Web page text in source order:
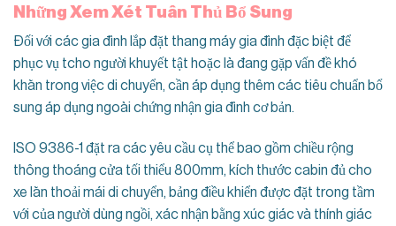
Những Xem Xét Tuân Thủ Bổ Sung
Đối với các gia đình lắp đặt thang máy gia đình đặc biệt để
phục vụ tcho người khuyết tật hoặc là đang gặp vấn đề khó
khăn trong việc di chuyển, cần áp dụng thêm các tiêu chuẩn bổ
sung áp dụng ngoài chứng nhận gia đình cơ bản.
ISO 9386-1 đặt ra các yêu cầu cụ thể bao gồm chiều rộng
thông thoáng cửa tối thiểu 800mm, kích thước cabin đủ cho
xe lăn thoải mái di chuyển, bảng điều khiển được đặt trong tầm
với của người dùng ngồi, xác nhận bằng xúc giác và thính giác